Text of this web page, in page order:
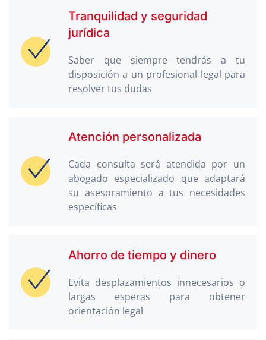
Tranquilidad y seguridad
jurídica
Saber que siempre tendrás a tu
disposición a un profesional legal para
resolver tus dudas
Atención personalizada
Cada consulta será atendida por un
abogado especializado que adaptará
su asesoramiento a tus necesidades
específicas
Ahorro de tiempo y dinero
Evita desplazamientos innecesarios o
largas esperas para obtener
orientación legal